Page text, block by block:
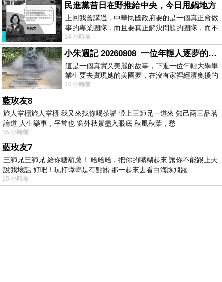
民進黨昔日在野推給中央，今日甩鍋地方
上回我曾講過，中華民國政府要的是一個真正會做
事的專業團隊，而且要真正解決問題的團隊，而不
是只會到處甩鍋的雙標團隊，最近民進黨
14 小時前
小朱週記 20260808_一位年輕人逐夢的真實故事
這是一個真實又美麗的故事，下週一位年輕大學畢
業生要去實現她的美國夢，在沒有家裡經濟奧援的
情況下，靠著自我努力工作累積出國基
14 小時前
藍玫友8
旅人掌櫃旅人掌櫃 我又來找你喝茶囉 帶上三師兄一道來 知己兩三品茗
論道 人生樂事，平常也 窗外秋景盡入眼底 秋風秋葉，愁
15 小時前
藍玫友7
三師兄三師兄 給你糖葫蘆！ 哈哈哈，把你的嘴糊起來 讓你不能跟上天
說我壞話 好吧！玩打蟑螂是有點髒 那一起來去看白海豚飛躍
15 小時前